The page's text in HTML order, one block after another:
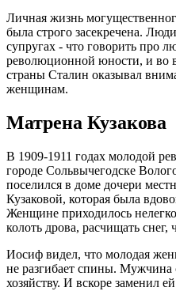
Личная жизнь
была строго засекречена.
супругах - что говорить про
революционной юности, и во
страны Сталин оказывал
женщинам.
Матрена Кузакова
В 1909-1911 годах молодой
городе Сольвычегодске
поселился в доме дочери
Кузаковой, которая была
Женщине приходилось
колоть дрова, расчищать
Иосиф видел, что молодая
не разгибает спины. Мужчина
хозяйству. И вскоре заменил